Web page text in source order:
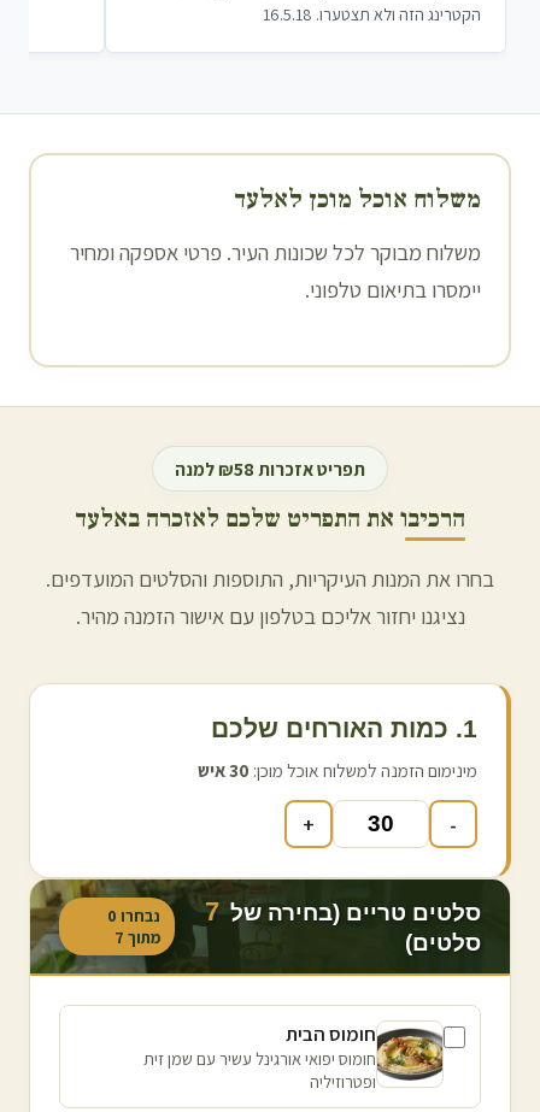
הקטרינג הזה ולא תצטערו. 16.5.18
משלוח אוכל מוכן לאלעד
משלוח מבוקר לכל שכונות העיר. פרטי אספקה ומחיר
יימסרו בתיאום טלפוני.
תפריט אזכרות ₪58 למנה
הרכיבו את התפריט שלכם לאזכרה באלעד
בחרו את המנות העיקריות, התוספות והסלטים המועדפים.
נציגנו יחזור אליכם בטלפון עם אישור הזמנה מהיר.
1. כמות האורחים שלכם
מינימום הזמנה למשלוח אוכל מוכן: 30איש
-
+
סלטים טריים (בחירה של 7
סלטים)
נבחרו 0
מתוך 7
חומוס הבית
חומוס יפואי אורגינל עשיר עם שמן זית
ופטרוזיליה